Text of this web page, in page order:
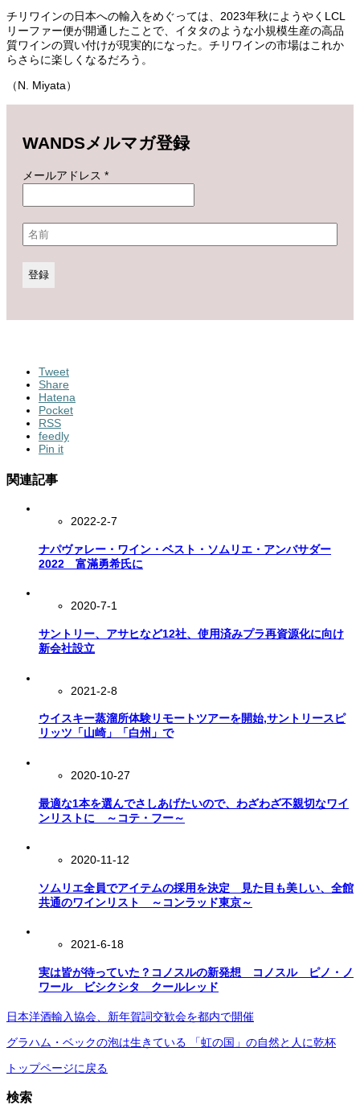
チリワインの日本への輸入をめぐっては、2023年秋にようやくLCL
リーファー便が開通したことで、イタタのような小規模生産の高品
質ワインの買い付けが現実的になった。チリワインの市場はこれか
らさらに楽しくなるだろう。
（N. Miyata）
WANDSメルマガ登録
メールアドレス *
Tweet
Share
Hatena
Pocket
RSS
feedly
Pin it
関連記事
2022-2-7
ナパヴァレー・ワイン・ベスト・ソムリエ・アンバサダー
2022 富滿勇希氏に
2020-7-1
サントリー、アサヒなど12社、使用済みプラ再資源化に向け
新会社設立
2021-2-8
ウイスキー蒸溜所体験リモートツアーを開始,サントリースピ
リッツ「山崎」「白州」で
2020-10-27
最適な1本を選んでさしあげたいので、わざわざ不親切なワイ
ンリストに ～コテ・フー～
2020-11-12
ソムリエ全員でアイテムの採用を決定 見た目も美しい、全館
共通のワインリスト ～コンラッド東京～
2021-6-18
実は皆が待っていた？コノスルの新発想 コノスル ピノ・ノ
ワール ビシクシタ クールレッド
日本洋酒輸入協会、新年賀詞交歓会を都内で開催
グラハム・ベックの泡は生きている 「虹の国」の自然と人に乾杯
トップページに戻る
検索